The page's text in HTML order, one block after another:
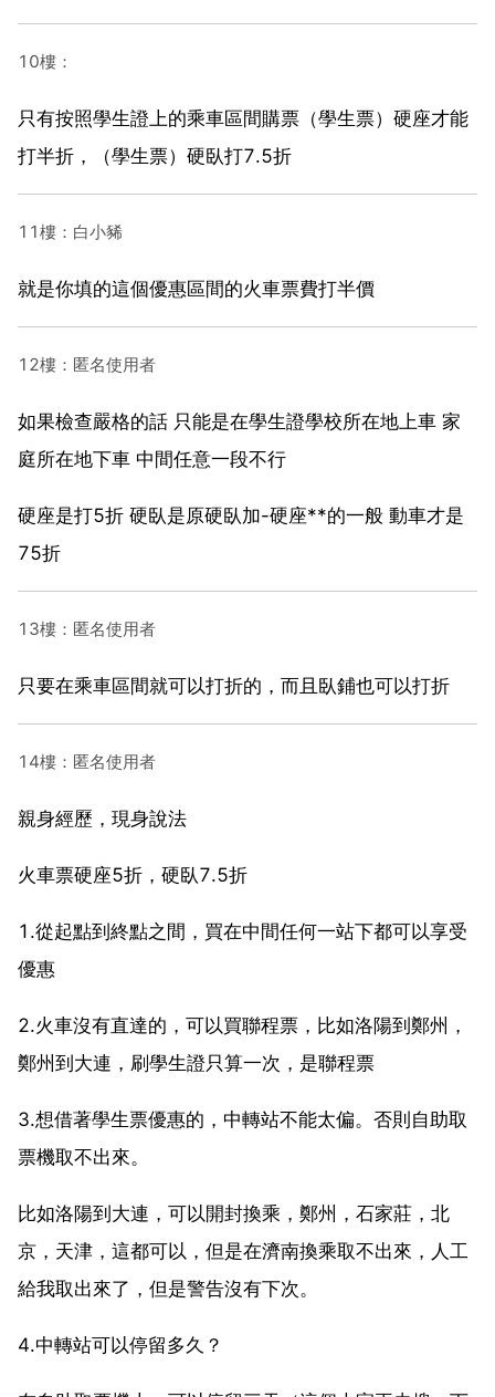
10樓：
只有按照學生證上的乘車區間購票（學生票）硬座才能
打半折，（學生票）硬臥打7.5折
11樓：白小豨
就是你填的這個優惠區間的火車票費打半價
12樓：匿名使用者
如果檢查嚴格的話 只能是在學生證學校所在地上車 家
庭所在地下車 中間任意一段不行
硬座是打5折 硬臥是原硬臥加-硬座**的一般 動車才是
75折
13樓：匿名使用者
只要在乘車區間就可以打折的，而且臥鋪也可以打折
14樓：匿名使用者
親身經歷，現身說法
火車票硬座5折，硬臥7.5折
1.從起點到終點之間，買在中間任何一站下都可以享受
優惠
2.火車沒有直達的，可以買聯程票，比如洛陽到鄭州，
鄭州到大連，刷學生證只算一次，是聯程票
3.想借著學生票優惠的，中轉站不能太偏。否則自助取
票機取不出來。
比如洛陽到大連，可以開封換乘，鄭州，石家莊，北
京，天津，這都可以，但是在濟南換乘取不出來，人工
給我取出來了，但是警告沒有下次。
4.中轉站可以停留多久？